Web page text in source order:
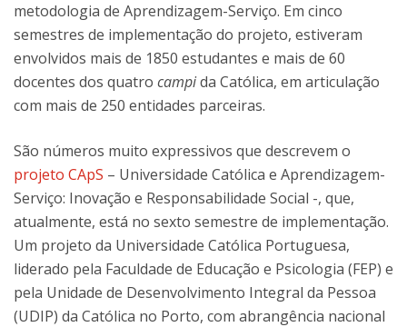
metodologia de Aprendizagem-Serviço. Em cinco
semestres de implementação do projeto, estiveram
envolvidos mais de 1850 estudantes e mais de 60
docentes dos quatro campida Católica, em articulação
com mais de 250 entidades parceiras.
São números muito expressivos que descrevem o
projeto CApS – Universidade Católica e Aprendizagem-
Serviço: Inovação e Responsabilidade Social -, que,
atualmente, está no sexto semestre de implementação.
Um projeto da Universidade Católica Portuguesa,
liderado pela Faculdade de Educação e Psicologia (FEP) e
pela Unidade de Desenvolvimento Integral da Pessoa
(UDIP) da Católica no Porto, com abrangência nacional